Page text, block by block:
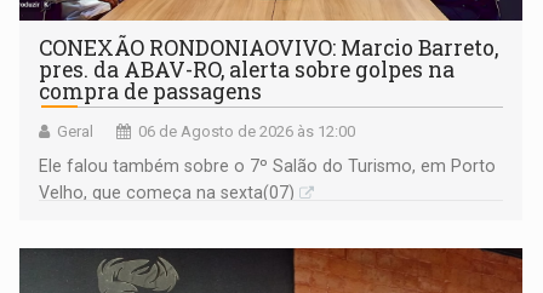
CONEXÃO RONDONIAOVIVO: Marcio Barreto,
pres. da ABAV-RO, alerta sobre golpes na
compra de passagens
Geral 06 de Agosto de 2026 às 12:00
Ele falou também sobre o 7º Salão do Turismo, em Porto
Velho, que começa na sexta(07)